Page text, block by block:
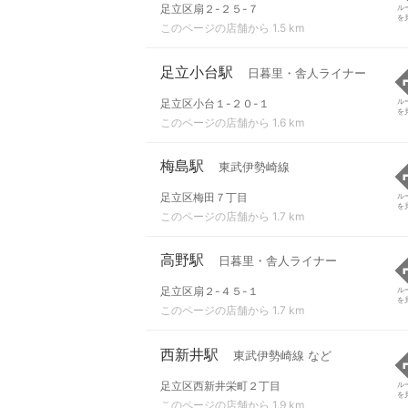
足立区扇２-２５-７
このページの店舗から 1.5 km
ル
を
足立小台駅 日暮里・舎人ライナー
足立区小台１-２０-１
このページの店舗から 1.6 km
ル
を
梅島駅 東武伊勢崎線
足立区梅田７丁目
このページの店舗から 1.7 km
ル
を
高野駅 日暮里・舎人ライナー
足立区扇２-４５-１
このページの店舗から 1.7 km
ル
を
西新井駅 東武伊勢崎線 など
足立区西新井栄町２丁目
このページの店舗から 1.9 km
ル
を